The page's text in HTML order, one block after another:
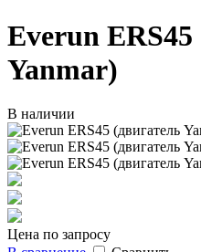
Everun ERS45
Yanmar)
В наличии
Цена по запросу